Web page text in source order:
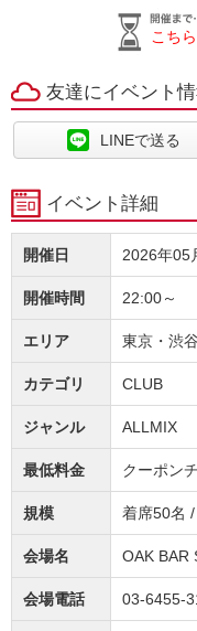
こち
友達にイベント
LINEで送る
イベント詳細
開催日 2026年05
開催時間 22:00～
エリア 東京・渋谷
カテゴリ CLUB
ジャンル ALLMIX
最低料金 クーポン
規模 着席50名
会場名 OAK BAR
会場電話 03-6455-